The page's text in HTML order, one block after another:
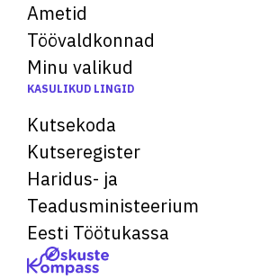
Ametid
Töövaldkonnad
Minu valikud
KASULIKUD LINGID
Kutsekoda
Kutseregister
Haridus- ja
Teadusministeerium
Eesti Töötukassa